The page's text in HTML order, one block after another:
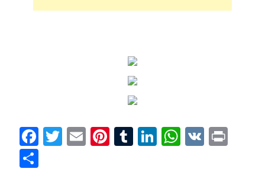
Facebook
Twitter
EmailPinterest
Tumblr
LinkedIn
VK